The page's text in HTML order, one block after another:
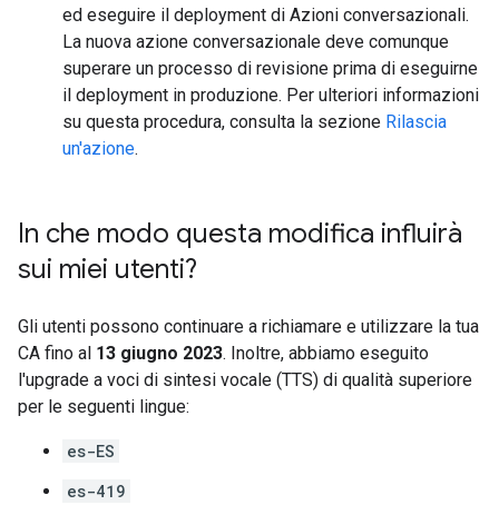
ed eseguire il deployment di Azioni conversazionali.
La nuova azione conversazionale deve comunque
superare un processo di revisione prima di eseguirne
il deployment in produzione. Per ulteriori informazioni
su questa procedura, consulta la sezione Rilascia
un'azione.
In che modo questa modifica influirà
sui miei utenti?
Gli utenti possono continuare a richiamare e utilizzare la tua
CA fino al 13 giugno 2023. Inoltre, abbiamo eseguito
l'upgrade a voci di sintesi vocale (TTS) di qualità superiore
per le seguenti lingue:
es-ES
es-419